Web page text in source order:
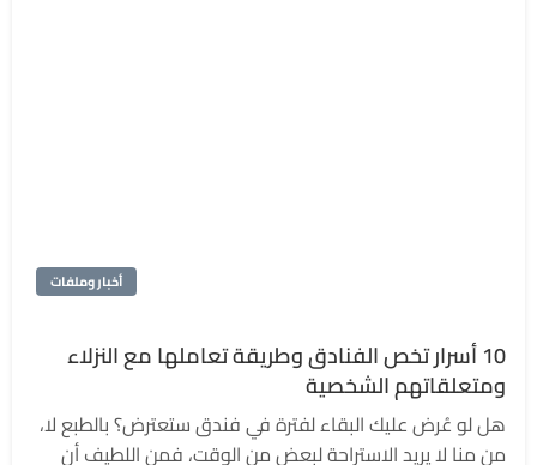
أخبار وملفات
10 أسرار تخص الفنادق وطريقة تعاملها مع النزلاء
ومتعلقاتهم الشخصية
هل لو عُرض عليك البقاء لفترة في فندق ستعترض؟ بالطبع لا،
من منا لا يريد الاستراحة لبعض من الوقت، فمن اللطيف أن